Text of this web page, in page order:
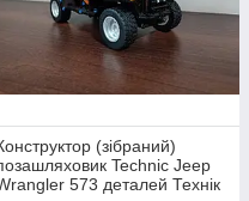
(зібраний)
Technic Jeep
573 деталей Технік